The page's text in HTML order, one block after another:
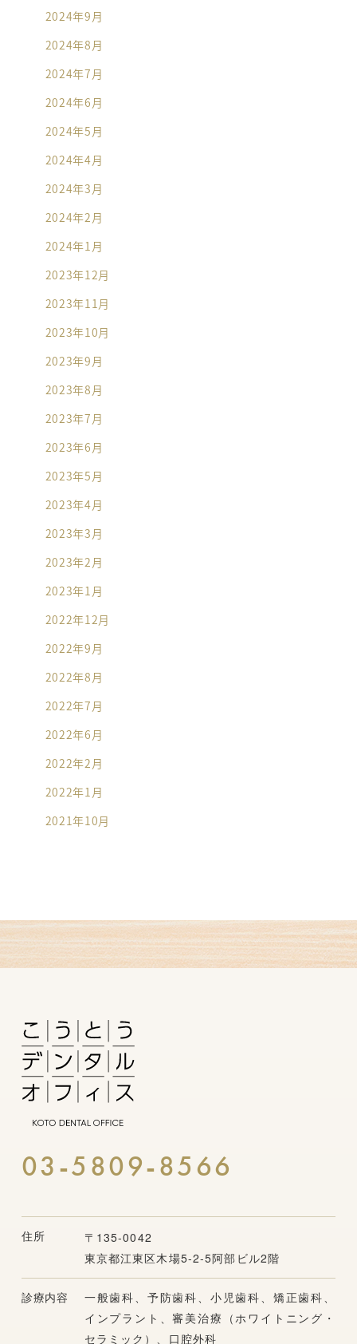
2024年9月
2024年8月
2024年7月
2024年6月
2024年5月
2024年4月
2024年3月
2024年2月
2024年1月
2023年12月
2023年11月
2023年10月
2023年9月
2023年8月
2023年7月
2023年6月
2023年5月
2023年4月
2023年3月
2023年2月
2023年1月
2022年12月
2022年9月
2022年8月
2022年7月
2022年6月
2022年2月
2022年1月
2021年10月
03-5809-8566
住所
〒135-0042
東京都江東区木場5-2-5阿部ビル2階
診療内容
一般歯科、予防歯科、小児歯科、矯正歯科、
インプラント、審美治療（ホワイトニング・
セラミック）、口腔外科